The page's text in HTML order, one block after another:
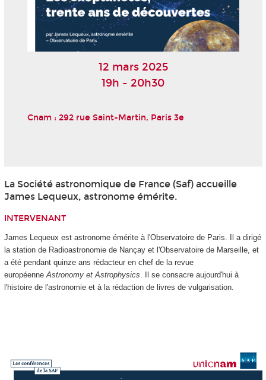
12 mars 2025
19h - 20h30
Cnam : 292 rue Saint-Martin, Paris 3e
La Société astronomique de France (Saf) accueille
James Lequeux, astronome émérite.
INTERVENANT
James Lequeux est astronome émérite à l'Observatoire de Paris. Il a dirigé
la station de Radioastronomie de Nançay et l'Observatoire de Marseille, et
a été pendant quinze ans rédacteur en chef de la revue
européenneAstronomy et Astrophysics. Il se consacre aujourd'hui à
l'histoire de l'astronomie et à la rédaction de livres de vulgarisation.